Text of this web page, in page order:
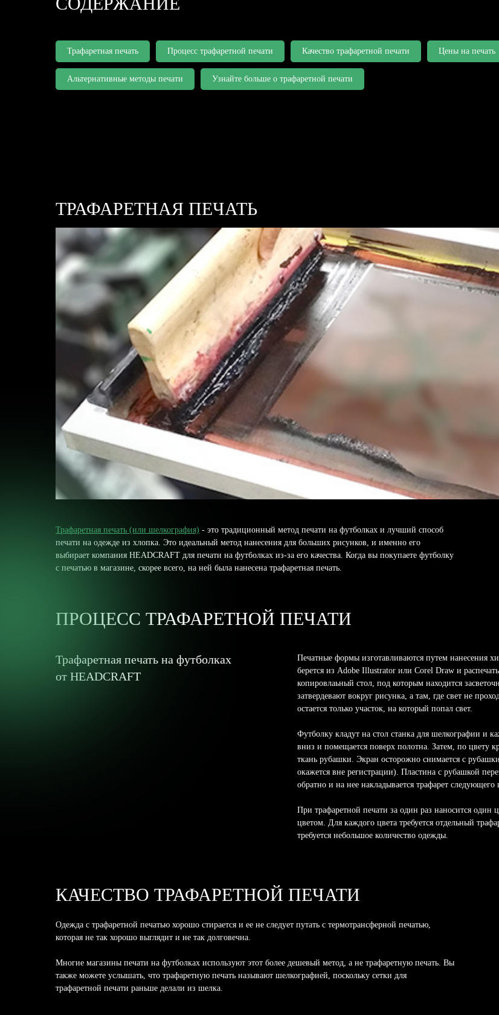
Трафаретная печать Процесс трафаретной печати Качество трафаретной печати Цены на печать
Альтернативные методы печати Узнайте больше о трафаретной печати
ТРАФАРЕТНАЯ ПЕЧАТЬ
Трафаретная печать (или шелкография) - это традиционный метод печати на футболках и лучший способ
печати на одежде из хлопка. Это идеальный метод нанесения для больших рисунков, и именно его
выбирает компания HEADCRAFT для печати на футболках из-за его качества. Когда вы покупаете футболку
с печатью в магазине, скорее всего, на ней была нанесена трафаретная печать.
ПРОЦЕСС ТРАФАРЕТНОЙ ПЕЧАТИ
Трафаретная печать на футболках
от HEADCRAFT
Печатные формы изготавливаются путем нанесения
берется из Adobe Illustrator или Corel Draw и
копировлаьный стол, под которым находится
затвердевают вокруг рисунка, а там, где свет не
остается только участок, на который попал свет.
Футболку кладут на стол станка для шелкографии и
вниз и помещается поверх полотна. Затем, по цвету
ткань рубашки. Экран осторожно снимается с
окажется вне регистрации). Пластина с рубашкой
обратно и на нее накладывается трафарет следующего
При трафаретной печати за один раз наносится один
цветом. Для каждого цвета требуется отдельный
требуется небольшое количество одежды.
КАЧЕСТВО ТРАФАРЕТНОЙ ПЕЧАТИ
Одежда с трафаретной печатью хорошо стирается и ее не следует путать с термотрансферной печатью,
которая не так хорошо выглядит и не так долговечна.
Многие магазины печати на футболках используют этот более дешевый метод, а не трафаретную печать. Вы
также можете услышать, что трафаретную печать называют шелкографией, поскольку сетки для
трафаретной печати раньше делали из шелка.